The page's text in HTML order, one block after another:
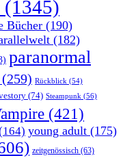
(1345)
Bücher (190)
(182)
paranormal
(259) Rückblick (54)
(74) Steampunk (56)
(421)
young adult (175)
zeitgenössisch (63)